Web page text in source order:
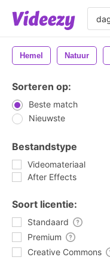
Hemel Natuur
Sorteren op:
Beste match
Nieuwste
Bestandstype
Videomateriaal
After Effects
Soort licentie:
Standaard
Premium
Creative Commons